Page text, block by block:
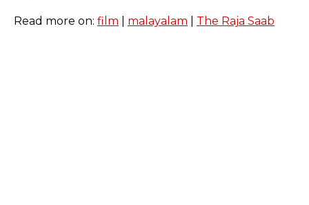
Read more on: film malayalam The Raja Saab